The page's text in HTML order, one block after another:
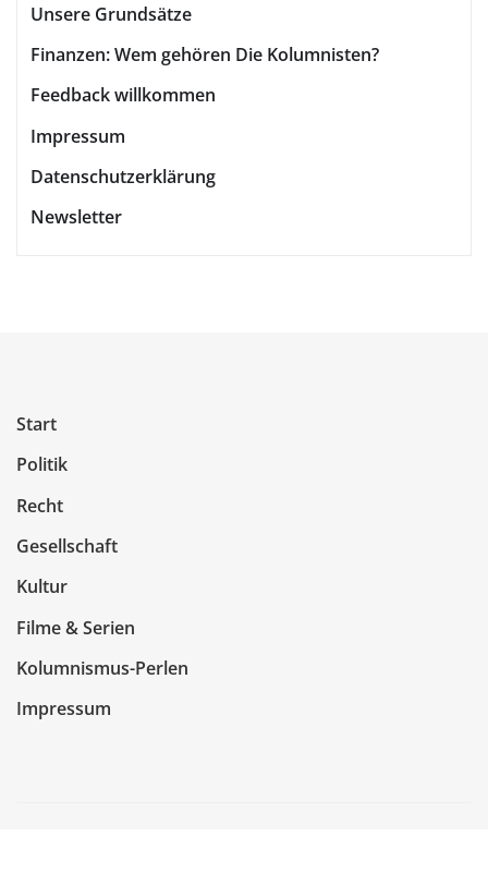
Unsere Grundsätze
Finanzen: Wem gehören Die Kolumnisten?
Feedback willkommen
Impressum
Datenschutzerklärung
Newsletter
Start
Politik
Recht
Gesellschaft
Kultur
Filme & Serien
Kolumnismus-Perlen
Impressum